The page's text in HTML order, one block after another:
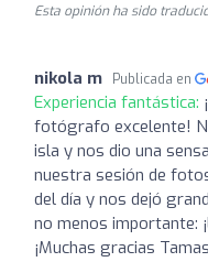
Esta opinión ha sido
nikola m Publicada en
Experiencia fantástica:
fotógrafo excelente!
isla y nos dio una
nuestra sesión de
del día y nos dejó
no menos importante:
¡Muchas gracias